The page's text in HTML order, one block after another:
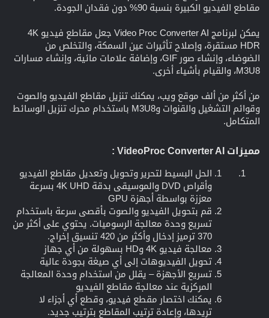
مقاطع الفيديو الكبيرة بنسبة 90% دون فقدان الجودة.
يمكن لبرنامج Video Proc Converter AI جعل مقاطع فيديو 4K
HDR مستقرة، وإصلاح تأثيرات عين السمكة، والتخلص من
الضوضاء، وإنشاء صور GIF، وإضافة علامات مائية، وإنشاء مسارات
M3U8، والقيام بأشياء أخرى.
من أكثر من ألف موقع ويب، يمكنك تنزيل مقاطع الفيديو والصوت
وقوائم التشغيل والقنوات وM3U8 باستخدام محرك تنزيل الوسائط
المتكامل.
مميزات VideoProc Converter AI :
الحل البسيط لتحرير وتحويل وتعديل مقاطع الفيديو
وأقراص DVD والموسيقى بدقة 4K UHD بسرعة
معززة بواسطة أجهزة GPU
قم بتحويل الفيديو والصوت بأقصى سرعة باستخدام
تسريع وحدة معالجة الرسوميات. يحتوي على أكثر من
370 ترميز إدخال وأكثر من 420 تنسيق إخراج.
معالجة فيديو 4K وHD بسهولة من أي جهاز
تحويل الفيديوهات إلى أي صيغة بجودة عالية
تسريع الأجهزة – يقلل من استخدام وحدة المعالجة
المركزية عند معالجة مقاطع الفيديو
يمكنك اختصار مقطع فيديو، وقطع أي أجزاء لا
تريدها، وإعادة ترتيب المقاطع بترتيب جديد.